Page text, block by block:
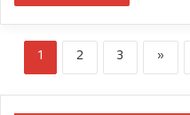
1 2 3 »